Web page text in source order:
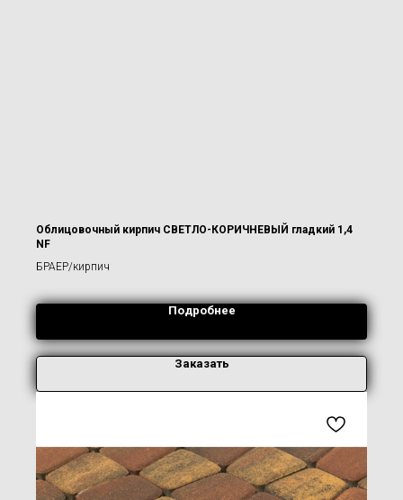
Облицовочный кирпич СВЕТЛО-КОРИЧНЕВЫЙ гладкий 1,4
NF
БРАЕР/кирпич
Подробнее
Заказать